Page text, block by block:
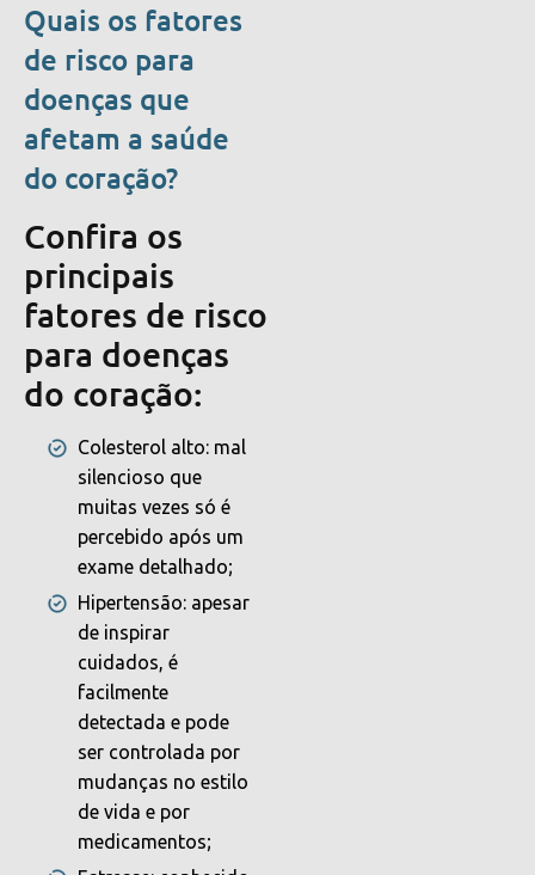
Quais os fatores
de risco para
doenças que
afetam a saúde
do coração?
Confira os
principais
fatores de risco
para doenças
do coração:
Colesterol alto: mal
silencioso que
muitas vezes só é
percebido após um
exame detalhado;
Hipertensão: apesar
de inspirar
cuidados, é
facilmente
detectada e pode
ser controlada por
mudanças no estilo
de vida e por
medicamentos;